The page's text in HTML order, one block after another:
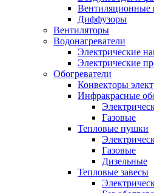
Вентиляционные
Диффузоры
Вентиляторы
Водонагреватели
Электрические
Электрические
Обогреватели
Конвекторы
Инфракрасные
Газовые
Тепловые пушки
Газовые
Дизельные
Тепловые завесы